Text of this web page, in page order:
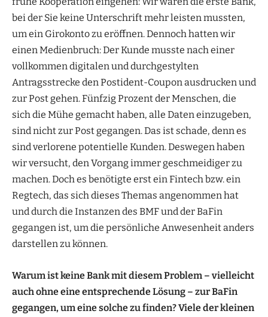
bei der Sie keine Unterschrift mehr leisten mussten,
um ein Girokonto zu eröffnen. Dennoch hatten wir
einen Medienbruch: Der Kunde musste nach einer
vollkommen digitalen und durchgestylten
Antragsstrecke den Postident-Coupon ausdrucken und
zur Post gehen. Fünfzig Prozent der Menschen, die
sich die Mühe gemacht haben, alle Daten einzugeben,
sind nicht zur Post gegangen. Das ist schade, denn es
sind verlorene potentielle Kunden. Deswegen haben
wir versucht, den Vorgang immer geschmeidiger zu
machen. Doch es benötigte erst ein Fintech bzw. ein
Regtech, das sich dieses Themas angenommen hat
und durch die Instanzen des BMF und der BaFin
gegangen ist, um die persönliche Anwesenheit anders
darstellen zu können.
Warum ist keine Bank mit diesem Problem – vielleicht
auch ohne eine entsprechende Lösung – zur BaFin
gegangen, um eine solche zu finden? Viele der kleinen